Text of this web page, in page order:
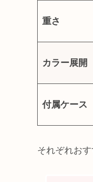
重さ
カラー展開
付属ケース
それぞれお